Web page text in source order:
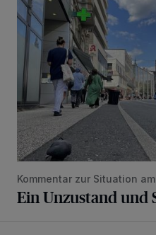
Kommentar zur Situation
Ein Unzustand und